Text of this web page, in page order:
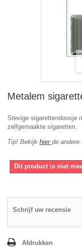
Metalem
Stevige sigarettendoosje
zelfgemaakte sigaretten.
Tip! Bekijk hier de andere
Dit product is niet
Schrijf uw recensie
Afdrukken